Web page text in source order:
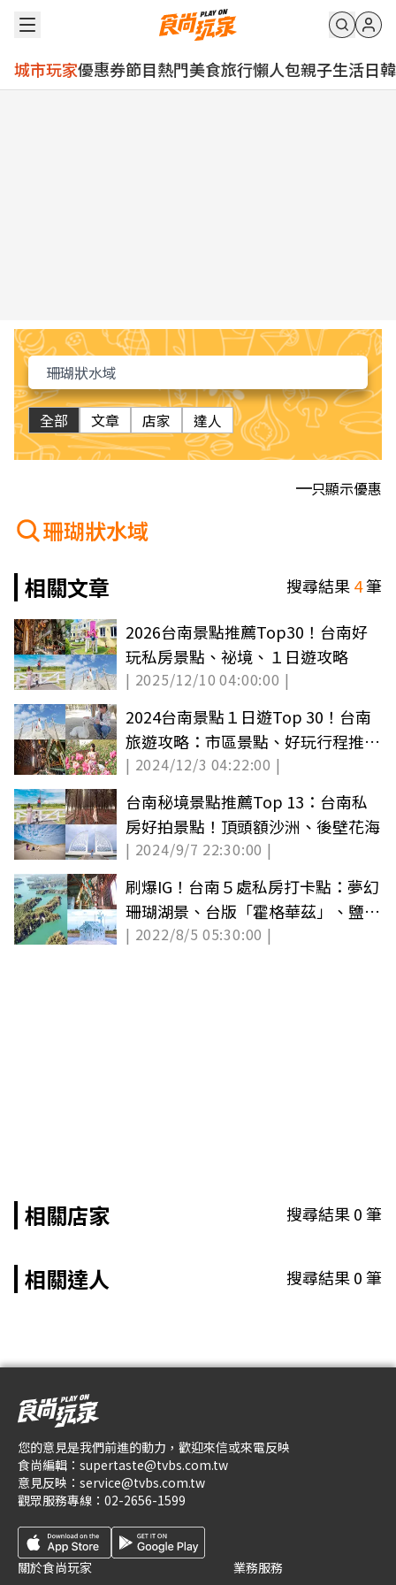
城市玩家優惠券節目熱門美食旅行懶人包親子生活日韓
全部 文章 店家 達人
只顯示優惠
珊瑚狀水域
相關文章
搜尋結果4筆
2026台南景點推薦Top30！台南好
玩私房景點、祕境、１日遊攻略
| 2025/12/10 04:00:00 |
2024台南景點１日遊Top 30！台南
旅遊攻略：市區景點、好玩行程推薦
(中獎公布)
| 2024/12/3 04:22:00 |
台南秘境景點推薦Top 13：台南私
房好拍景點！頂頭額沙洲、後壁花海
| 2024/9/7 22:30:00 |
刷爆IG！台南５處私房打卡點：夢幻
珊瑚湖景、台版「霍格華茲」、鹽山
光雕秀
| 2022/8/5 05:30:00 |
相關店家 搜尋結果0筆
相關達人 搜尋結果0筆
您的意見是我們前進的動力，歡迎來信或來電反映
食尚編輯： supertaste@tvbs.com.tw
意見反映： service@tvbs.com.tw
觀眾服務專線： 02-2656-1599
關於食尚玩家 業務服務